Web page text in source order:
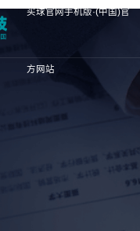
买球官网手机版·(中国)官
方网站